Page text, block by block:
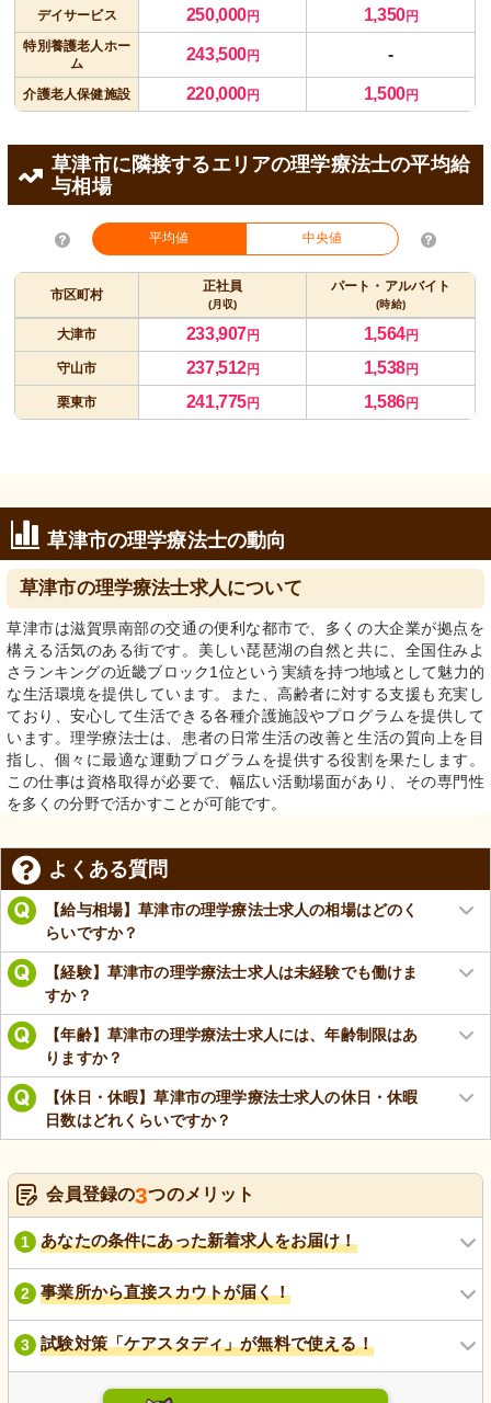
デイサービス 250,000円 1,350円
特別養護老人ホー
ム
243,500円 -
介護老人保健施設 220,000円 1,500円
草津市に隣接するエリアの理学療法士の平均給
与相場
平均値 中央値
市区町村
正社員
(月収)
パート・アルバイト
(時給)
大津市 233,907円 1,564円
守山市 237,512円 1,538円
栗東市 241,775円 1,586円
草津市の理学療法士の動向
草津市の理学療法士求人について
草津市は滋賀県南部の交通の便利な都市で、多くの大企業が拠点を
構える活気のある街です。美しい琵琶湖の自然と共に、全国住みよ
さランキングの近畿ブロック1位という実績を持つ地域として魅力的
な生活環境を提供しています。また、高齢者に対する支援も充実し
ており、安心して生活できる各種介護施設やプログラムを提供して
います。理学療法士は、患者の日常生活の改善と生活の質向上を目
指し、個々に最適な運動プログラムを提供する役割を果たします。
この仕事は資格取得が必要で、幅広い活動場面があり、その専門性
を多くの分野で活かすことが可能です。
よくある質問
【給与相場】草津市の理学療法士求人の相場はどのく
らいですか？
【経験】草津市の理学療法士求人は未経験でも働けま
すか？
【年齢】草津市の理学療法士求人には、年齢制限はあ
りますか？
【休日・休暇】草津市の理学療法士求人の休日・休暇
日数はどれくらいですか？
会員登録の3つのメリット
1 あなたの条件にあった新着求人をお届け！
2 事業所から直接スカウトが届く！
3 試験対策「ケアスタディ」が無料で使える！